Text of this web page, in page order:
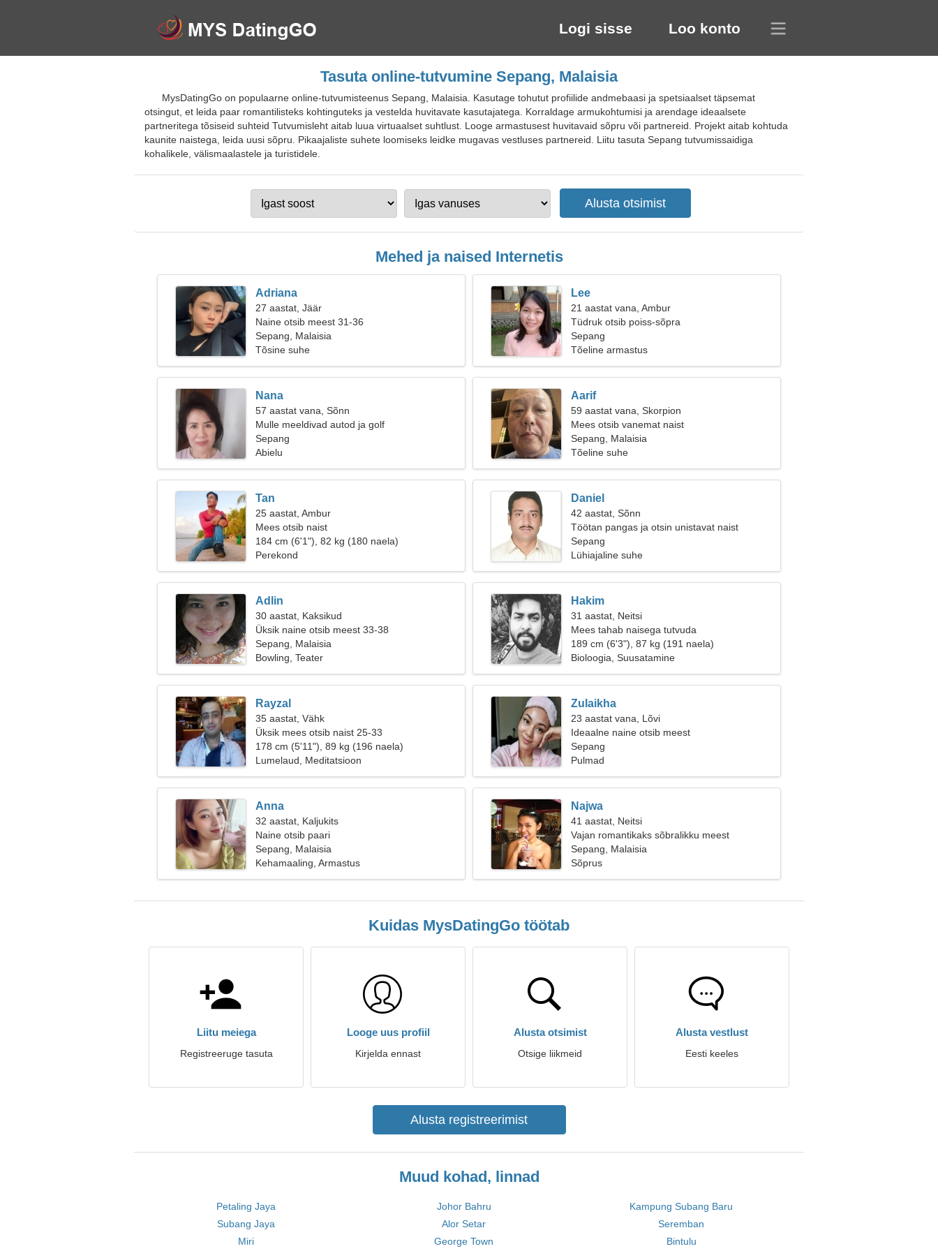
Logi sisse Loo konto
Tasuta online-tutvumine Sepang, Malaisia
MysDatingGo on populaarne online-tutvumisteenus Sepang, Malaisia. Kasutage tohutut profiilide andmebaasi ja spetsiaalset täpsemat
otsingut, et leida paar romantilisteks kohtinguteks ja vestelda huvitavate kasutajatega. Korraldage armukohtumisi ja arendage ideaalsete
partneritega tõsiseid suhteid Tutvumisleht aitab luua virtuaalset suhtlust. Looge armastusest huvitavaid sõpru või partnereid. Projekt aitab kohtuda
kaunite naistega, leida uusi sõpru. Pikaajaliste suhete loomiseks leidke mugavas vestluses partnereid. Liitu tasuta Sepang tutvumissaidiga
kohalikele, välismaalastele ja turistidele.
Mehed ja naised Internetis
Adriana
27 aastat, Jäär
Naine otsib meest 31-36
Sepang, Malaisia
Tõsine suhe
Lee
21 aastat vana, Ambur
Tüdruk otsib poiss-sõpra
Sepang
Tõeline armastus
Nana
57 aastat vana, Sõnn
Mulle meeldivad autod ja golf
Sepang
Abielu
Aarif
59 aastat vana, Skorpion
Mees otsib vanemat naist
Sepang, Malaisia
Tõeline suhe
Tan
25 aastat, Ambur
Mees otsib naist
184 cm (6'1"), 82 kg (180 naela)
Perekond
Daniel
42 aastat, Sõnn
Töötan pangas ja otsin unistavat naist
Sepang
Lühiajaline suhe
Adlin
30 aastat, Kaksikud
Üksik naine otsib meest 33-38
Sepang, Malaisia
Bowling, Teater
Hakim
31 aastat, Neitsi
Mees tahab naisega tutvuda
189 cm (6'3"), 87 kg (191 naela)
Bioloogia, Suusatamine
Rayzal
35 aastat, Vähk
Üksik mees otsib naist 25-33
178 cm (5'11"), 89 kg (196 naela)
Lumelaud, Meditatsioon
Zulaikha
23 aastat vana, Lõvi
Ideaalne naine otsib meest
Sepang
Pulmad
Anna
32 aastat, Kaljukits
Naine otsib paari
Sepang, Malaisia
Kehamaaling, Armastus
Najwa
41 aastat, Neitsi
Vajan romantikaks sõbralikku meest
Sepang, Malaisia
Sõprus
Kuidas MysDatingGo töötab
Liitu meiega
Registreeruge tasuta
Looge uus profiil
Kirjelda ennast
Alusta otsimist
Otsige liikmeid
Alusta vestlust
Eesti keeles
Alusta registreerimist
Muud kohad, linnad
Petaling Jaya Johor Bahru
Kampung Subang Baru
Subang Jaya
Alor Setar
Seremban
Miri
George Town Bintulu